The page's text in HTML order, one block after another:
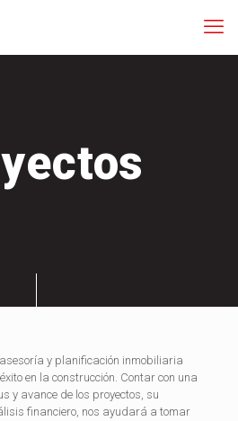
y planificación inmobiliaria
en la construcción. Contar con una
y avance de los proyectos, su
financiero, nos ayudará a tomar